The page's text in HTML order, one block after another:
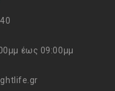
έως 09:00μμ